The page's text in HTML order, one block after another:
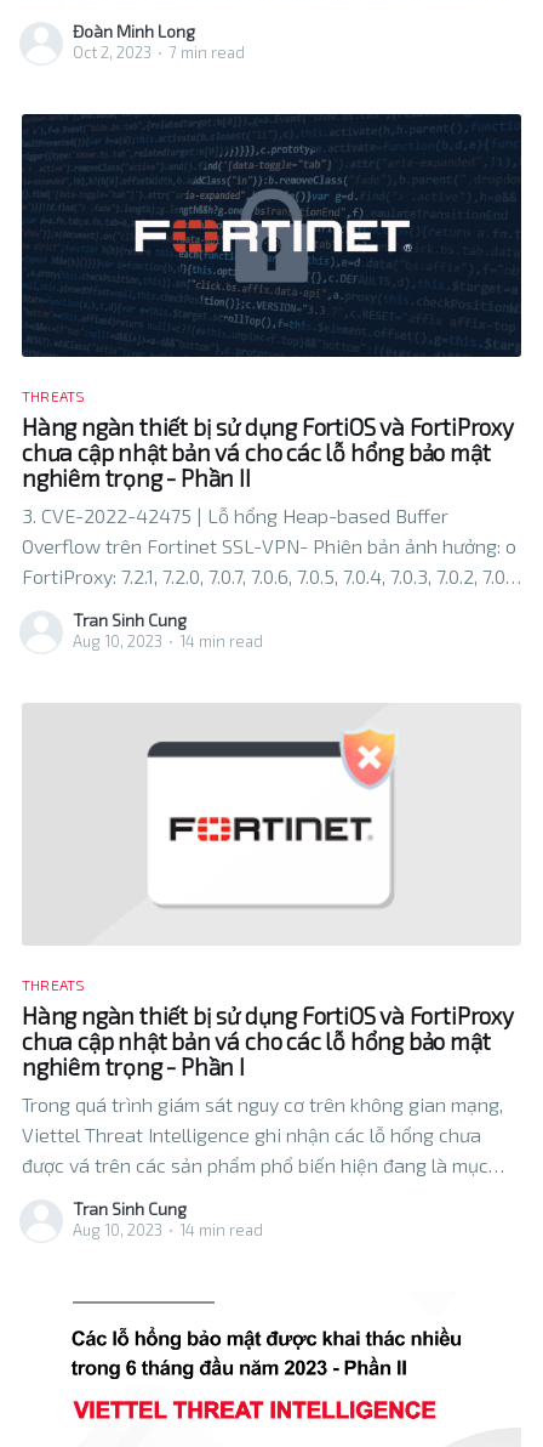
tiếng việt. Mẫu mã độc mới phát hiện này khai thác lổ
hổng CVE-2023-38831 trên WinRAR
Đoàn Minh Long
Oct 2, 2023 • 7 min read
THREATS
Hàng ngàn thiết bị sử dụng FortiOS và FortiProxy
chưa cập nhật bản vá cho các lỗ hổng bảo mật
nghiêm trọng - Phần II
3. CVE-2022-42475 | Lỗ hổng Heap-based Buffer
Overflow trên Fortinet SSL-VPN- Phiên bản ảnh hưởng: o
FortiProxy: 7.2.1, 7.2.0, 7.0.7, 7.0.6, 7.0.5, 7.0.4, 7.0.3, 7.0.2, 7.0.1,
7.0.0, 2.0.9, 2.
Tran Sinh Cung
Aug 10, 2023 • 14 min read
THREATS
Hàng ngàn thiết bị sử dụng FortiOS và FortiProxy
chưa cập nhật bản vá cho các lỗ hổng bảo mật
nghiêm trọng - Phần I
Trong quá trình giám sát nguy cơ trên không gian mạng,
Viettel Threat Intelligence ghi nhận các lỗ hổng chưa
được vá trên các sản phẩm phổ biến hiện đang là mục
tiêu ưa thích của các nhóm tấn công nhắm vào các tổ
chức doanh nghiệp. Một trong số
Tran Sinh Cung
Aug 10, 2023 • 14 min read